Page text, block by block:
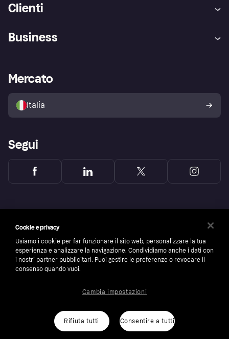
Clienti
Assistenza
Esplora i negozi
Politica di protezione
dell'acquirente Klarna
Business
Accesso aziende
Mercato
Italia
Segui
number: 556737-0431
Cookies Klarna.com
Cookie e privacy
Usiamo i cookie per far funzionare il sito web, personalizzare la tua
esperienza e analizzare la navigazione. Condividiamo anche i dati con
i nostri partner pubblicitari. Puoi gestire le preferenze o revocare il
consenso quando vuoi.
Rifiuta tutti Consentire a tutti
Cambia impostazioni